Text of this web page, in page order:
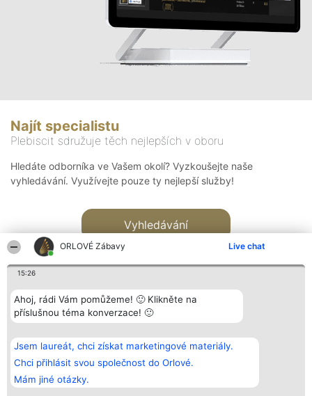
ORLOVÉ Zábavy Live chat
15:26
Ahoj, rádi Vám pomůžeme! 🙂 Klikněte na
příslušnou téma konverzace! 🙂
Jsem laureát, chci získat marketingové materiály.
Chci přihlásit svou společnost do Orlové.
Mám jiné otázky.
Najít specialistu
Plebiscit sdružuje těch nejlepších v oboru
Hledáte odborníka ve Vašem okolí? Vyzkoušejte naše
vyhledávání. Využívejte pouze ty nejlepší služby!
Vyhledávání
Bright Side Solutions sp. z o.
o. sp. k.
ul. Ruska 22
Wrocław 50-079
KRS 0000749100 | Regon
381313360 | NIP 8943132676
Vítězové
Seznam všech
laureátů
Zásady
Zásady
Kontakt